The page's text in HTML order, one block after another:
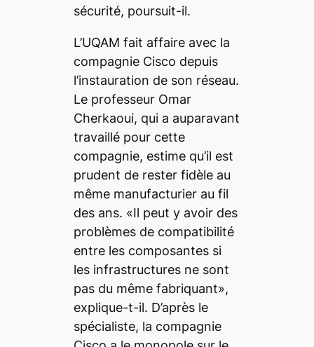
sécurité, poursuit-il.
L’UQAM fait affaire avec la
compagnie Cisco depuis
l’instauration de son réseau.
Le professeur Omar
Cherkaoui, qui a auparavant
travaillé pour cette
compagnie, estime qu’il est
prudent de rester fidèle au
même manufacturier au fil
des ans. «Il peut y avoir des
problèmes de compatibilité
entre les composantes si
les infrastructures ne sont
pas du même fabriquant»,
explique-t-il. D’après le
spécialiste, la compagnie